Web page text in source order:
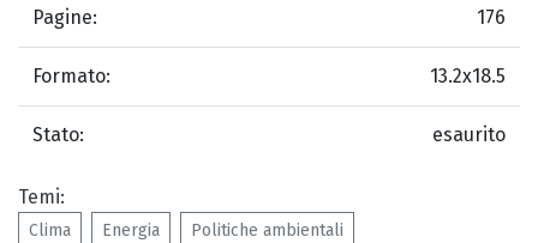
Pagine: 176
Formato: 13.2x18.5
Stato: esaurito
Temi:
Clima Energia Politiche ambientali